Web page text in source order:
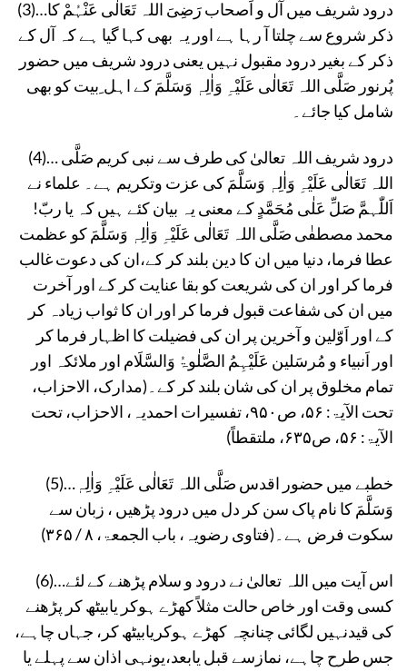
(3)…درود شریف میں آل و اَصحاب رَضِیَ اللہ تَعَالٰی عَنْہُمْ کا
ذکر شروع سے چلتا آ رہا ہے اور یہ بھی کہا گیا ہے کہ آل کے
ذکر کے بغیر درود مقبول نہیں یعنی درود شریف میں حضور
پُرنور صَلَّی اللہ تَعَالٰی عَلَیْہِ وَاٰلِہٖ وَسَلَّمَ کے اہل ِبیت کو بھی
شامل کیا جائے۔
(4)… درود شریف اللہ تعالیٰ کی طرف سے نبی کریم صَلَّی
اللہ تَعَالٰی عَلَیْہِ وَاٰلِہٖ وَسَلَّمَ کی عزت وتکریم ہے۔ علماء نے
اَللّٰہمَّ صَلِّ عَلٰی مُحَمَّدٍ کے معنی یہ بیان کئے ہیں کہ یا ربّ!
محمد مصطفٰی صَلَّی اللہ تَعَالٰی عَلَیْہِ وَاٰلِہٖ وَسَلَّمَ کو عظمت
عطا فرما، دنیا میں ان کا دین بلند کر کے،ان کی دعوت غالب
فرما کر اور ان کی شریعت کو بقا عنایت کر کے اور آخرت
میں ان کی شفاعت قبول فرما کر اور ان کا ثواب زیادہ کر
کے اور اَوّلین و آخرین پر ان کی فضیلت کا اظہار فرما کر
اور اَنبیاء و مُرسَلین عَلَیْہِمُ الصَّلٰوۃُ وَالسَّلَام اور ملائکہ اور
تمام مخلوق پر ان کی شان بلند کر کے۔(مدارک، الاحزاب،
تحت الآیۃ: ۵۶، ص۹۵۰، تفسیرات احمدیہ، الاحزاب، تحت
الآیۃ: ۵۶، ص۶۳۵، ملتقطاً)
(5)…خطبے میں حضور اقدس صَلَّی اللہ تَعَالٰی عَلَیْہِ وَاٰلِہٖ
وَسَلَّمَ کا نام پاک سن کر دل میں درود پڑھیں ، زبان سے
سکوت فرض ہے۔(فتاوی رضویہ، باب الجمعۃ، ۸ / ۳۶۵)
(6)…اس آیت میں اللہ تعالیٰ نے درود و سلام پڑھنے کے لئے
کسی وقت اور خاص حالت مثلاً کھڑے ہوکر یابیٹھ کر پڑھنے
کی قیدنہیں لگائی چنانچہ کھڑے ہوکریابیٹھ کر، جہاں چاہے،
جس طرح چاہے، نمازسے قبل یابعد،یونہی اذان سے پہلے یا